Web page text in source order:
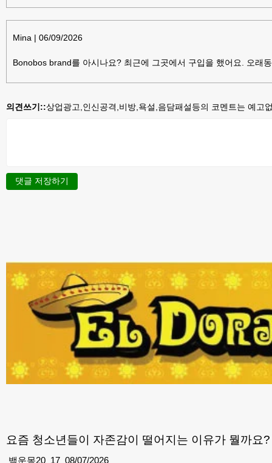
Mina | 06/09/2026
Bonobos brand를 아시나요? 최근에 그곳에서 구입을 했어요. 오래
의견쓰기::상업광고,인신공격,비방,욕설,음담패설등의 코멘트는 예고
댓글 저장하기
요즘 청소년들이 자존감이 떨어지는 이유가 뭘까요?
17
백운몽20 08/07/2026